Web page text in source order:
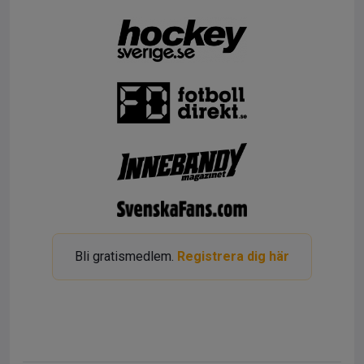
Bli gratismedlem. Registrera dig här